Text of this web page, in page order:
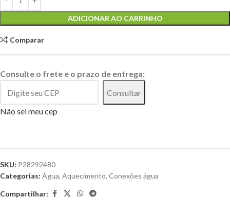
ADICIONAR AO CARRINHO
Comparar
Consulte o frete e o prazo de entrega:
Consultar
Não sei meu cep
SKU: P28292480
Categorias: Água, Aquecimento, Conexões água
Compartilhar: